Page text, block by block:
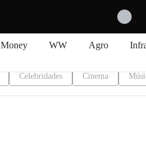
Money WW Agro
Celebridades Cinema